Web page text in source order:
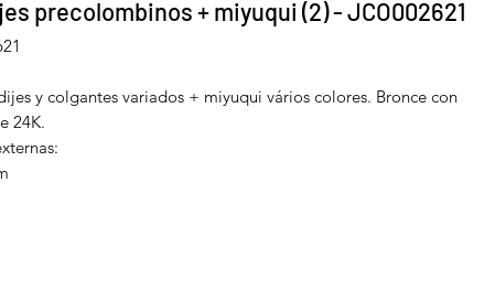
precolombinos + miyuqui (2) - JCO002621
y colgantes variados + miyuqui vários colores. Bronce con
24K.